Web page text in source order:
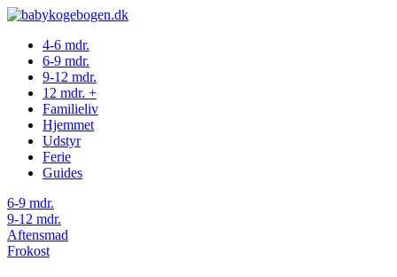
4-6 mdr.
6-9 mdr.
9-12 mdr.
12 mdr. +
Familieliv
Hjemmet
Udstyr
Ferie
Guides
6-9 mdr.
9-12 mdr.
Aftensmad
Frokost